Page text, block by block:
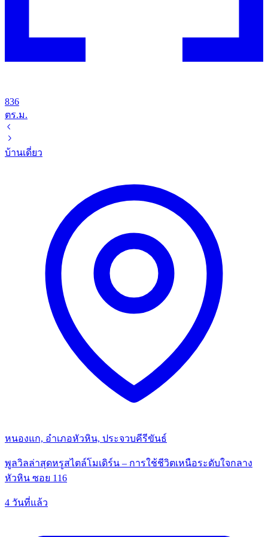
836
ตร.ม.
บ้านเดี่ยว
หนองแก, อำเภอหัวหิน, ประจวบคีรีขันธ์
พูลวิลล่าสุดหรูสไตล์โมเดิร์น – การใช้ชีวิตเหนือระดับใจกลาง
หัวหิน ซอย 116
4 วันที่แล้ว